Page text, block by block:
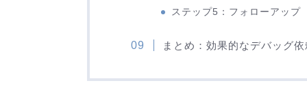
ステップ5：フォローアップ
まとめ：効果的なデバッグ